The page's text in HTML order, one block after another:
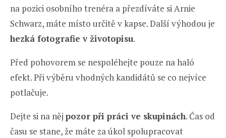
na pozici osobního trenéra a přezdíváte si Arnie
Schwarz, máte místo určitě v kapse. Další výhodou je
hezká fotografie v životopisu.
Před pohovorem se nespoléhejte pouze na haló
efekt. Při výběru vhodných kandidátů se co nejvíce
potlačuje.
Dejte si na něj pozor při práci ve skupinách. Čas od
času se stane, že máte za úkol spolupracovat